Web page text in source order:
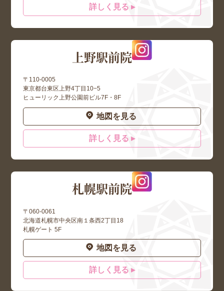
詳しく見る ▸
上野駅前院
〒110-0005
東京都台東区上野4丁目10−5
ヒューリック上野公園前ビル7F・8F
地図を見る
詳しく見る ▸
札幌駅前院
〒060-0061
北海道札幌市中央区南１条西2丁目18
札幌ゲート 5F
地図を見る
詳しく見る ▸